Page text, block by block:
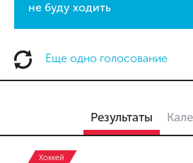
не буду ходить
Еще одно голосование
Результаты
Хоккей